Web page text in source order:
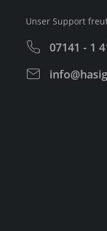
Unser Support
07141 - 1